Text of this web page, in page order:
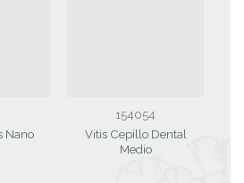
Nano
154054
Vitis Cepillo Dental
Medio